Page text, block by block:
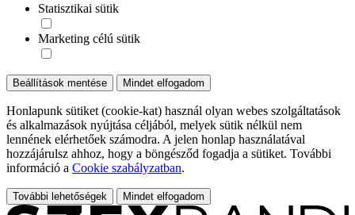
Statisztikai sütik
Marketing célú sütik
Beállítások mentése Mindet elfogadom
Honlapunk sütiket (cookie-kat) használ olyan webes szolgáltatások
és alkalmazások nyújtása céljából, melyek sütik nélkül nem
lennének elérhetőek számodra. A jelen honlap használatával
hozzájárulsz ahhoz, hogy a böngésződ fogadja a sütiket. További
információ a Cookie szabályzatban.
További lehetőségek Mindet elfogadom